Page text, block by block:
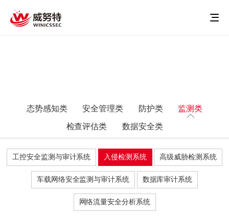
态势感知类 安全管理类 防护类 监测类
检查评估类 数据安全类
工控安全监测与审计系统 入侵检测系统 高级威胁检测系统
车载网络安全监测与审计系统 数据库审计系统
网络流量安全分析系统